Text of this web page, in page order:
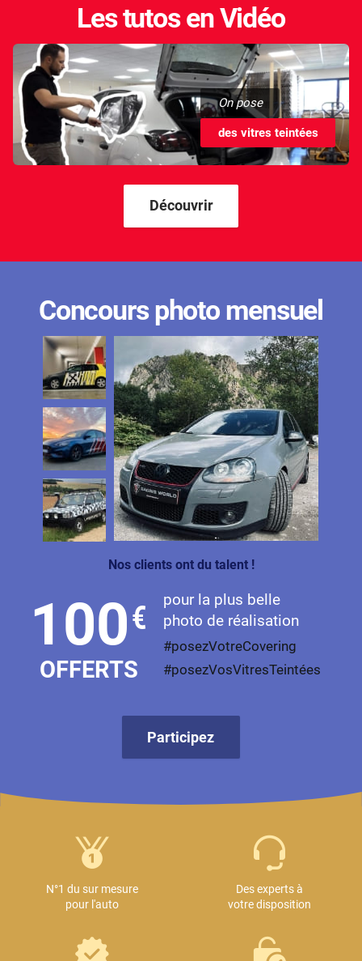
Les tutos en Vidéo
On pose
des vitres teintées
Découvrir
Concours photo mensuel
Nos clients ont du talent !
100€
OFFERTS
pour la plus belle
photo de réalisation
#posezVotreCovering
#posezVosVitresTeintées
Participez
N°1 du sur mesure
pour l'auto
Des experts à
votre disposition